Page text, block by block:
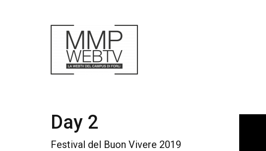
Day 2
Festival del Buon Vivere 2019